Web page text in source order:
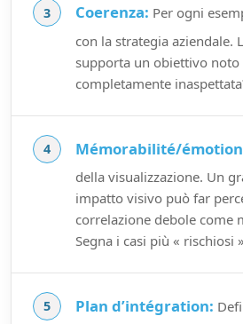
Coerenza: Per ogni
con la strategia aziendale.
supporta un obiettivo noto
completamente
Mémorabilité/
della visualizzazione. Un
impatto visivo può far
correlazione debole come
Segna i casi più « rischiosi
Plan d’intégration: